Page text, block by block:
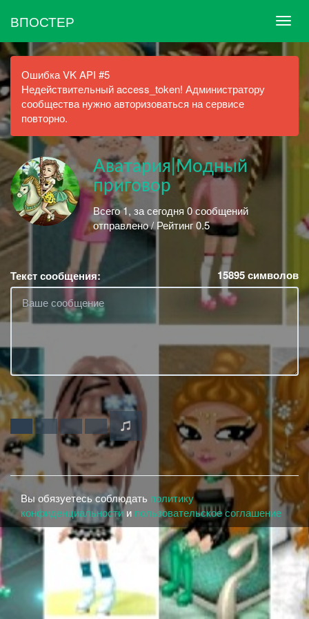
ВПОСТЕР
Ошибка VK API #5
Недействительный access_token! Администратору
сообщества нужно авторизоваться на сервисе
повторно.
Аватария|Модный
приговор
Всего 1, за сегодня 0 сообщений
отправлено / Рейтинг 0.5
Текст сообщения: 15895символов
Вы обязуетесь соблюдать политику
конфиденциальностии пользовательское соглашение